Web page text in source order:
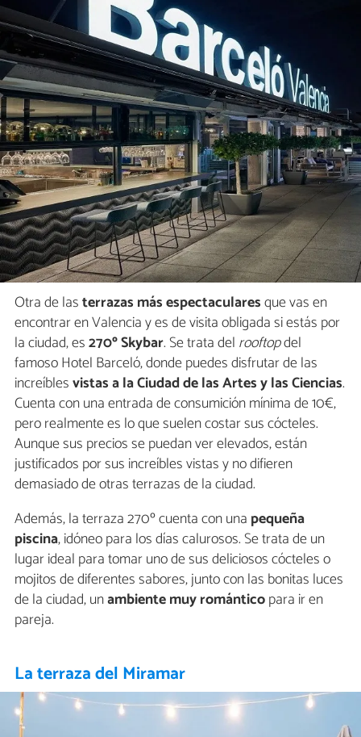
Otra de lasterrazas más espectacularesque vas en
encontrar en Valencia y es de visita obligada si estás por
la ciudad, es270º Skybar. Se trata del rooftopdel
famoso Hotel Barceló, donde puedes disfrutar de las
increíblesvistas a la Ciudad de las Artes y las Ciencias.
Cuenta con una entrada de consumición mínima de 10€,
pero realmente es lo que suelen costar sus cócteles.
Aunque sus precios se puedan ver elevados, están
justificados por sus increíbles vistas y no difieren
demasiado de otras terrazas de la ciudad.
Además, la terraza 270º cuenta con una pequeña
piscina, idóneo para los días calurosos. Se trata de un
lugar ideal para tomar uno de sus deliciosos cócteles o
mojitos de diferentes sabores, junto con las bonitas luces
de la ciudad, unambiente muy románticopara ir en
pareja.
La terraza del Miramar